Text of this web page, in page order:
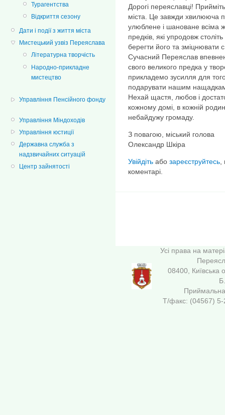
Турагентства
Відкриття сезону
Дати і події з життя міста
Мистецький узвіз Переяслава
Літературна творчість
Народно-прикладне
мистецтво
Управління Пенсійного фонду
Управління Міндоходів
Управління юстиції
Державна служба з
надзвичайних ситуацій
Центр зайнятості
Дорогі переяславці!
міста. Це завжди хвилююча
улюблене і шановане всіма
предків, які упродовж
берегти його та зміцнювати
Сучасний Переяслав
свого великого предка у
прикладемо зусилля для
подарувати нашим нащадкам
Нехай щастя, любов і
кожному домі, в кожній
небайдужу громаду.
З повагою, міський голова
Олександр Шкіра
Увійдіть або зареєструйтесь,
коментарі.
Усі права на
08400, Київська
Т/факс: